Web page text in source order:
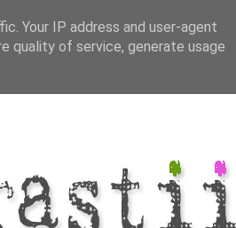
Your IP address and user-agent
quality of service, generate usage